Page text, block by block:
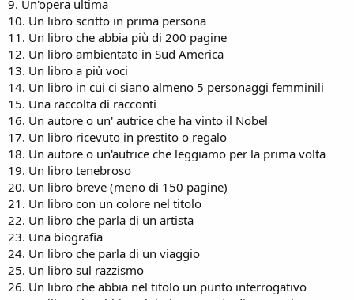
9. Un'opera ultima
10. Un libro scritto in prima persona
11. Un libro che abbia più di 200 pagine
12. Un libro ambientato in Sud America
13. Un libro a più voci
14. Un libro in cui ci siano almeno 5 personaggi femminili
15. Una raccolta di racconti
16. Un autore o un' autrice che ha vinto il Nobel
17. Un libro ricevuto in prestito o regalo
18. Un autore o un'autrice che leggiamo per la prima volta
19. Un libro tenebroso
20. Un libro breve (meno di 150 pagine)
21. Un libro con un colore nel titolo
22. Un libro che parla di un artista
23. Una biografia
24. Un libro che parla di un viaggio
25. Un libro sul razzismo
26. Un libro che abbia nel titolo un punto interrogativo